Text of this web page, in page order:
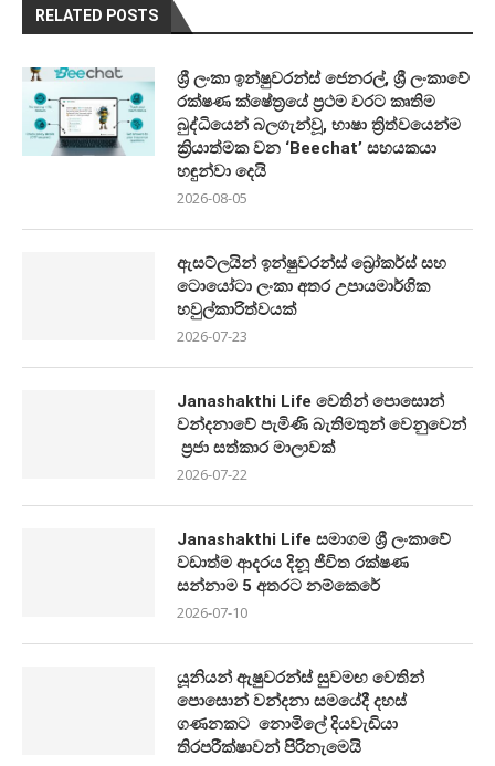
RELATED POSTS
ශ්‍රී ලංකා ඉන්ෂුවරන්ස් ජෙනරල්, ශ්‍රී ලංකාවේ
රක්ෂණ ක්ෂේත්‍රයේ ප්‍රථම වරට කෘතිම
බුද්ධියෙන් බලගැන්වූ, භාෂා ත්‍රිත්වයෙන්ම
ක්‍රියාත්මක වන ‘Beechat’ සහයකයා
හඳුන්වා දෙයි
2026-08-05
ඇසට්ලයින් ඉන්ෂුවරන්ස් බ්‍රෝකර්ස් සහ
ටොයෝටා ලංකා අතර උපායමාර්ගික
හවුල්කාරිත්වයක්
2026-07-23
Janashakthi Life වෙතින් පොසොන්
වන්දනාවේ පැමිණි බැතිමතුන් වෙනුවෙන්
ප්‍රජා සත්කාර මාලාවක්
2026-07-22
Janashakthi Life සමාගම ශ්‍රී ලංකාවේ
වඩාත්ම ආදරය දිනූ ජීවිත රක්ෂණ
සන්නාම 5 අතරට නම්කෙරේ
2026-07-10
යූනියන් ඇෂුවරන්ස් සුවමඟ වෙතින්
පොසොන් වන්දනා සමයේදී දහස්
ගණනකට නොමිලේ දියවැඩියා
තිරපරීක්ෂාවන් පිරිනැමෙයි